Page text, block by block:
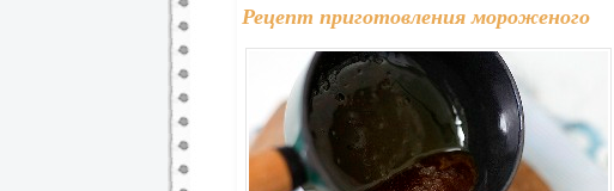
Рецепт приготовления мороженого